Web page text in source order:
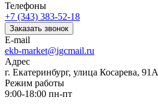
Телефоны
+7 (343) 383-52-18
Заказать звонок
E-mail
ekb-market@igcmail.ru
Адрес
г. Екатеринбург, улица Косарева, 91А
Режим работы
9:00-18:00 пн-пт